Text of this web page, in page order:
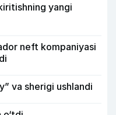
yangi
neft kompaniyasi
va sherigi ushlandi